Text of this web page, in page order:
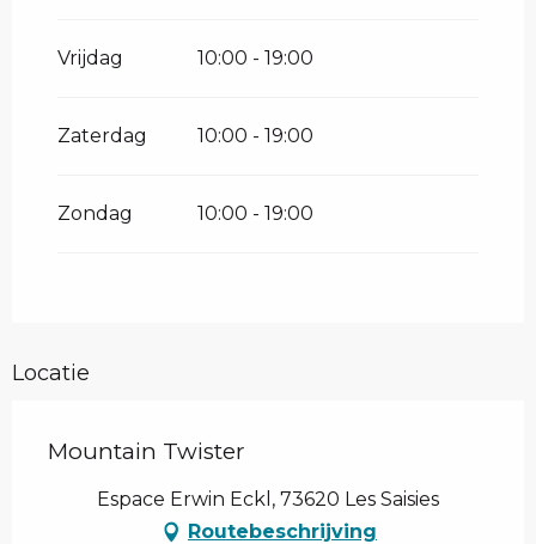
Vrijdag 10:00 - 19:00
Zaterdag 10:00 - 19:00
Zondag 10:00 - 19:00
Locatie
Mountain Twister
Espace Erwin Eckl, 73620 Les Saisies
Routebeschrijving